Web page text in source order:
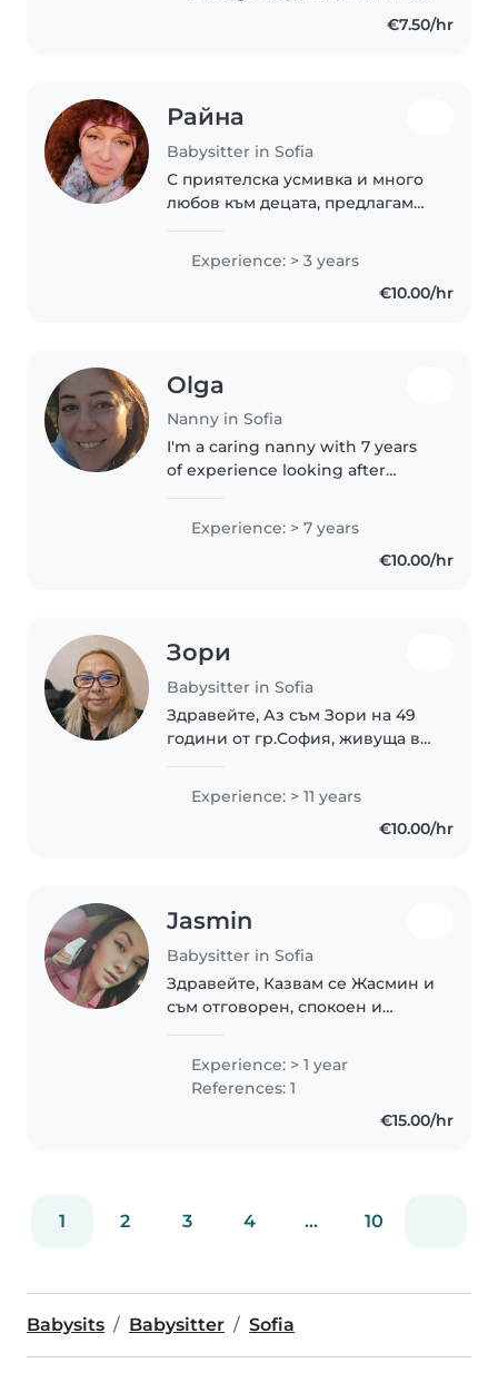
come to Bulgaria. Back..
€7.50/hr
Райна
Babysitter in Sofia
С приятелска усмивка и много
любов към децата, предлагам
бебета и деца в предшколна
възраст. Като баба, имам много
Experience: > 3 years
€10.00/hr
Olga
Nanny in Sofia
I'm a caring nanny with 7 years
of experience looking after
years my own baby team when I
lived in Cyprus. Basic level
speaking A2 in Bulgarian and..
Experience: > 7 years
€10.00/hr
Зори
Babysitter in Sofia
Здравейте, Аз съм Зори на 49
години от гр.София, живуща в
професионално със деца от 20
години, но иначе винаги съм
Experience: > 11 years
€10.00/hr
Jasmin
Babysitter in Sofia
Здравейте, Казвам се Жасмин и
съм отговорен, спокоен и
любов към децата. Подхождам с
търпение, внимание и
разбиране към всяко дете,
защото вярвам, че всяко..
Experience: > 1 year
References: 1
€15.00/hr
1 2 3 4 ... 10
Babysits Babysitter Sofia